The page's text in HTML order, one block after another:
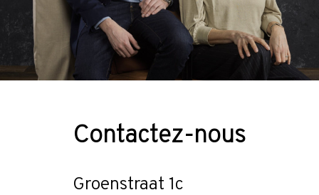
Contactez-nous
Groenstraat 1c